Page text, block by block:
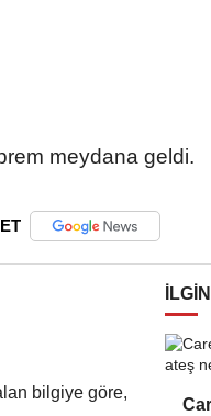
meydana geldi.
bilgiye göre,